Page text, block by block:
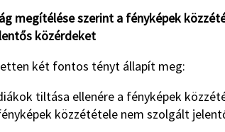
megítélése szerint a fényképek
közérdeket
két fontos tényt állapít meg:
tiltása ellenére a fényképek
közzététele nem szolgált